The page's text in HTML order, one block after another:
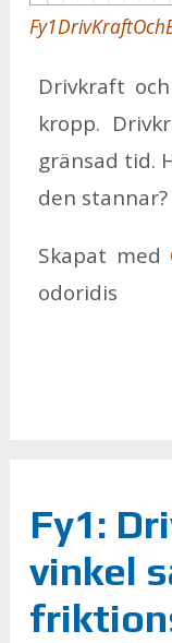
Driv­kraft
kropp.
grän­sad tid.
den stan­nar?
Ska­pat med
odo­ri­dis
Fy1:
vinkel